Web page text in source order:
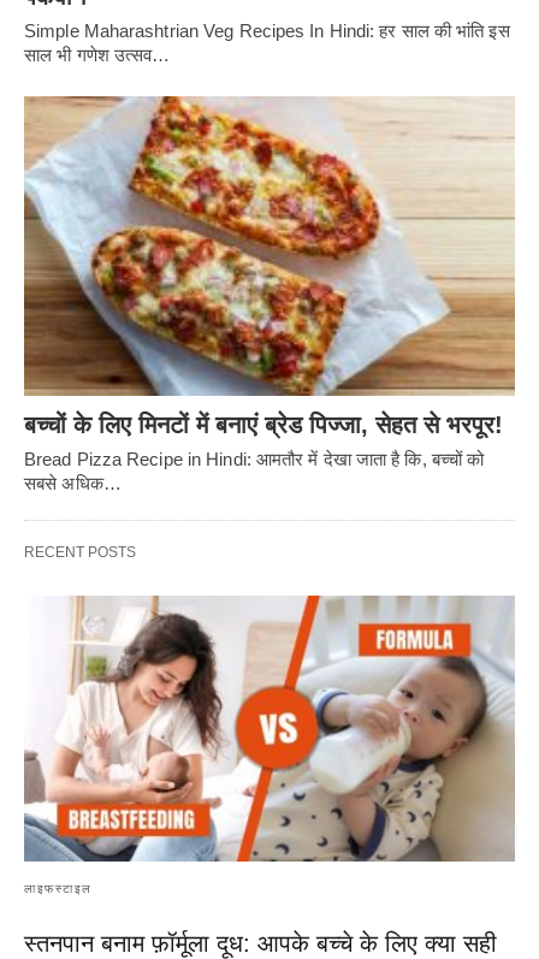
Simple Maharashtrian Veg Recipes In Hindi: हर साल की भांति इस
साल भी गणेश उत्सव…
बच्चों के लिए मिनटों में बनाएं ब्रेड पिज्जा, सेहत से भरपूर!
Bread Pizza Recipe in Hindi: आमतौर में देखा जाता है कि, बच्चों को
सबसे अधिक…
RECENT POSTS
लाइफस्टाइल
स्तनपान बनाम फ़ॉर्मूला दूध: आपके बच्चे के लिए क्या सही